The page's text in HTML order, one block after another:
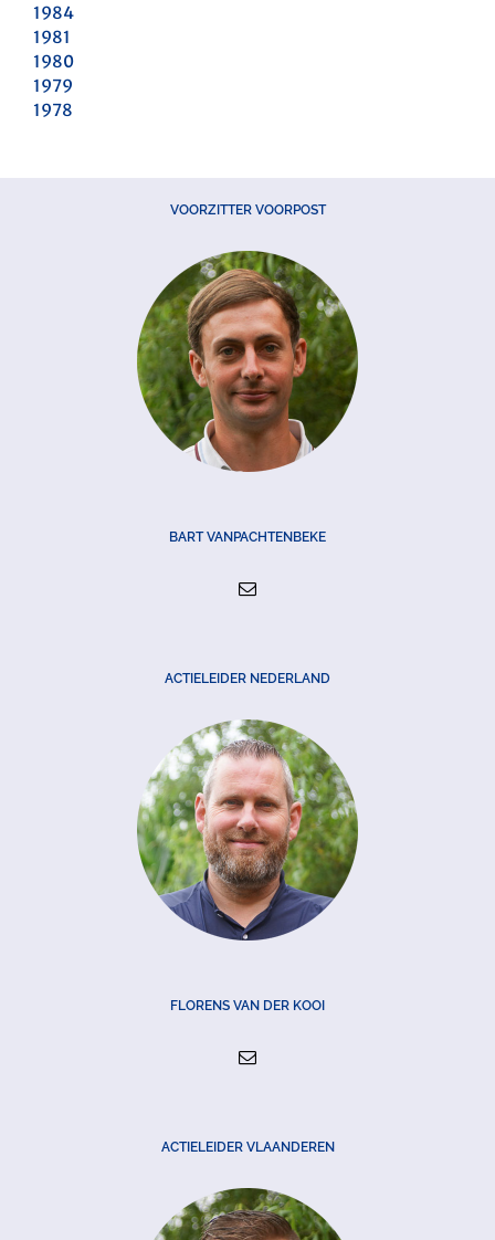
1984
1981
1980
1979
1978
VOORZITTER VOORPOST
BART VANPACHTENBEKE
ACTIELEIDER NEDERLAND
FLORENS VAN DER KOOI
ACTIELEIDER VLAANDEREN